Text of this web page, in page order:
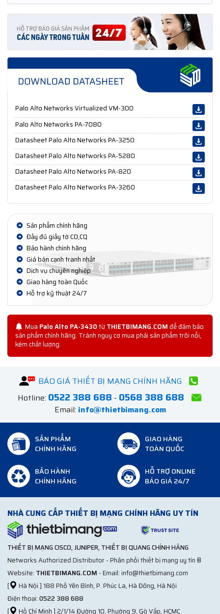
Palo Alto Networks Virtualized VM-300
Palo Alto Networks PA-7080
Datasheet Palo Alto Networks PA-3250
Datasheet Palo Alto Networks PA-5280
Datasheet Palo Alto Networks PA-820
Datasheet Palo Alto Networks PA-3260
Sản phẩm chính hãng
Đầy đủ giấy tờ CO,CQ
Bảo hành chính hãng
Giá bán cạnh tranh nhất
Dịch vụ chuyên nghiệp
Giao hàng toàn Quốc
Hỗ trợ kỹ thuật 24/7
Mua Palo Alto PA-3430từTHIETBIMANG.COMđể đảm bảo
sản phẩm chính hãng. Tránh nguy cơ mua phải sản phẩm trôi nổi,
kém chất lượng.
BÁO GIÁ THIẾT BỊ MẠNG CHÍNH HÃNG
Hotline: 0522 388 688 - 0568 388 688
Email: info@thietbimang.com
SẢN PHẨM
CHÍNH HÃNG
GIAO HÀNG
TOÀN QUỐC
BẢO HÀNH
CHÍNH HÃNG
HỖ TRỢ ONLINE
BÁO GIÁ 24/7
NHÀ CUNG CẤP THIẾT BỊ MẠNG CHÍNH HÃNG UY TÍN
THIẾT BỊ MẠNG CISCO, JUNIPER, THIẾT BỊ QUANG CHÍNH HÃNG
Networks Authorized Distributor - Phân phối thiết bị mạng uy tín ®
Website: THIETBIMANG.COM - Email: info@thietbimang.com
[
Hà Nội ] 188 Phố Yên Bình, P. Phúc La, Hà Đông, Hà Nội
Điện thoại:0522 388 688
[
Hồ Chí Minh ] 2/1/14 Đường 10, Phường 9, Gò Vấp, HCMC